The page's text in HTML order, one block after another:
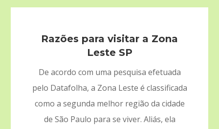
Razões para visitar a Zona
Leste SP
De acordo com uma pesquisa efetuada
pelo Datafolha, a Zona Leste é classificada
como a segunda melhor região da cidade
de São Paulo para se viver. Aliás, ela